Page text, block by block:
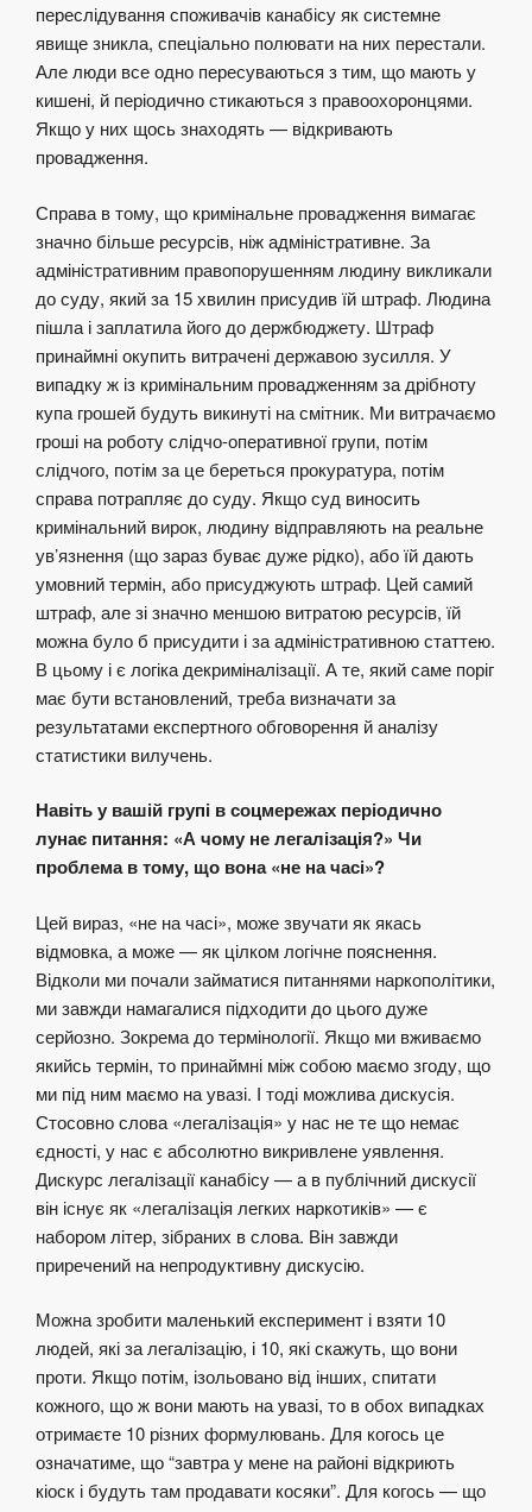
переслідування споживачів канабісу як системне
явище зникла, спеціально полювати на них перестали.
Але люди все одно пересуваються з тим, що мають у
кишені, й періодично стикаються з правоохоронцями.
Якщо у них щось знаходять — відкривають
провадження.
Справа в тому, що кримінальне провадження вимагає
значно більше ресурсів, ніж адміністративне. За
адміністративним правопорушенням людину викликали
до суду, який за 15 хвилин присудив їй штраф. Людина
пішла і заплатила його до держбюджету. Штраф
принаймні окупить витрачені державою зусилля. У
випадку ж із кримінальним провадженням за дрібноту
купа грошей будуть викинуті на смітник. Ми витрачаємо
гроші на роботу слідчо-оперативної групи, потім
слідчого, потім за це береться прокуратура, потім
справа потрапляє до суду. Якщо суд виносить
кримінальний вирок, людину відправляють на реальне
ув’язнення (що зараз буває дуже рідко), або їй дають
умовний термін, або присуджують штраф. Цей самий
штраф, але зі значно меншою витратою ресурсів, їй
можна було б присудити і за адміністративною статтею.
В цьому і є логіка декриміналізації. А те, який саме поріг
має бути встановлений, треба визначати за
результатами експертного обговорення й аналізу
статистики вилучень.
Навіть у вашій групі в соцмережах періодично
лунає питання: «А чому не легалізація?» Чи
проблема в тому, що вона «не на часі»?
Цей вираз, «не на часі», може звучати як якась
відмовка, а може — як цілком логічне пояснення.
Відколи ми почали займатися питаннями наркополітики,
ми завжди намагалися підходити до цього дуже
серйозно. Зокрема до термінології. Якщо ми вживаємо
якийсь термін, то принаймні між собою маємо згоду, що
ми під ним маємо на увазі. І тоді можлива дискусія.
Стосовно слова «легалізація» у нас не те що немає
єдності, у нас є абсолютно викривлене уявлення.
Дискурс легалізації канабісу — а в публічний дискусії
він існує як «легалізація легких наркотиків» — є
набором літер, зібраних в слова. Він завжди
приречений на непродуктивну дискусію.
Можна зробити маленький експеримент і взяти 10
людей, які за легалізацію, і 10, які скажуть, що вони
проти. Якщо потім, ізольовано від інших, спитати
кожного, що ж вони мають на увазі, то в обох випадках
отримаєте 10 різних формулювань. Для когось це
означатиме, що “завтра у мене на районі відкриють
кіоск і будуть там продавати косяки”. Для когось — що